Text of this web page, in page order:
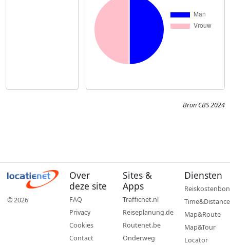
Bron CBS 2024
© 2026
Over
deze site
FAQ
Privacy
Cookies
Contact
Sites &
Apps
Trafficnet.nl
Reiseplanung.de
Routenet.be
Onderweg
Diensten
Reiskostenbon
Time&Distance
Map&Route
Map&Tour
Locator